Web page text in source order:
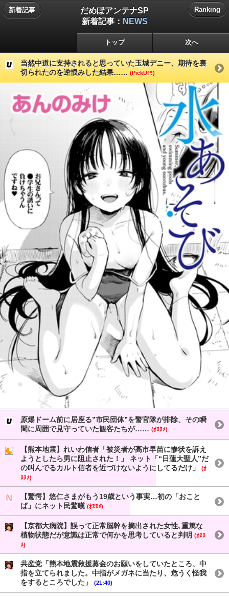
新着記事
だめぽアンテナSP
新着記事： NEWS
Ranking
トップ 次へ
当然中道に支持されると思っていた玉城デニー、期待を裏
切られたのを逆恨みした結果…… (PickUP!)
原爆ドーム前に居座る”市民団体”を警官隊が排除、その瞬
間に周囲で見守っていた観客たちが…… (ｵﾇﾇﾒ)
【熊本地震】れいわ信者「被災者が高市早苗に惨状を訴え
ようとしたら男に阻止された！」 ネット「“日蓮大聖人”だ
の叫んでるカルト信者を近づけないようにしてるだけ」
(ｵ
ﾇﾇﾒ)
【驚愕】悠仁さまがもう19歳という事実…初の「おこと
ば」にネット民驚嘆 (ｵﾇﾇﾒ)
【京都大病院】誤って正常脳幹を摘出された女性､重篤な
植物状態だが意識は正常で何かを思考していると判明 (ｵﾇﾇ
ﾒ)
共産党「熊本地震救援募金のお願いをしていたところ、中
指を立てられました。中指がメガネに当たり、危うく怪我
をするところでした」
(21:40)